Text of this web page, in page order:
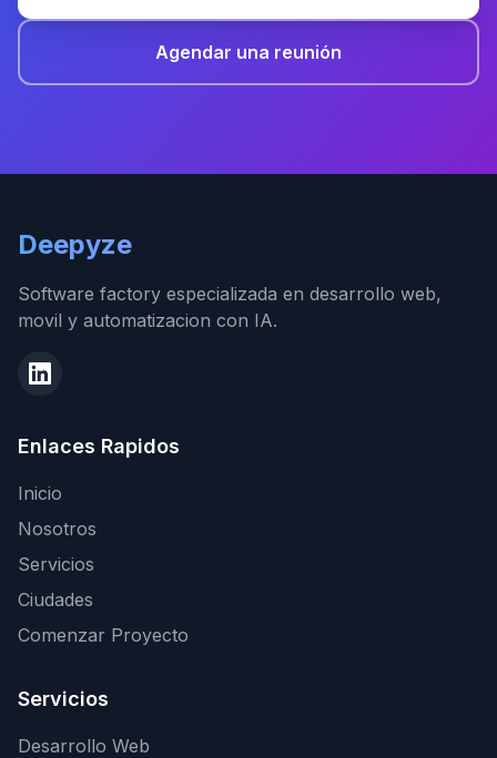
Agendar una reunión
Deepyze
Software factory especializada en desarrollo web,
movil y automatizacion con IA.
Enlaces Rapidos
Inicio
Nosotros
Servicios
Ciudades
Comenzar Proyecto
Servicios
Desarrollo Web